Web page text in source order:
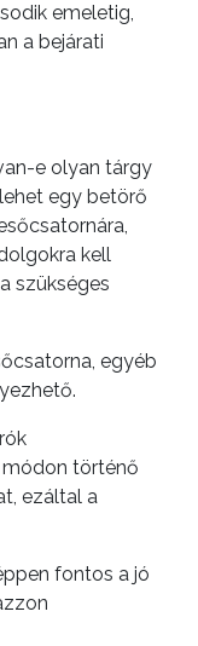
emeletig,
a bejárati
e olyan tárgy
egy betörő
kell
szükséges
egyéb
történő
ezáltal a
fontos a jó